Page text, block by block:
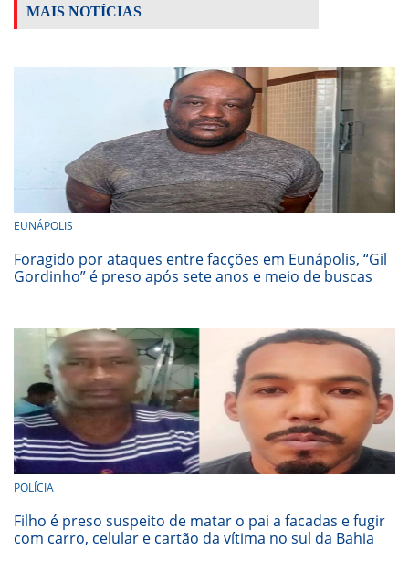
MAIS NOTÍCIAS
EUNÁPOLIS
Foragido por ataques entre facções em Eunápolis, “Gil
Gordinho” é preso após sete anos e meio de buscas
POLÍCIA
Filho é preso suspeito de matar o pai a facadas e fugir
com carro, celular e cartão da vítima no sul da Bahia